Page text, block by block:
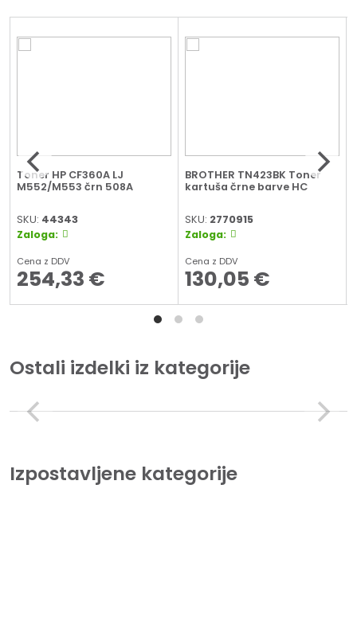
Toner HP CF360A LJ
M552/M553 črn 508A
SKU: 44343
Zaloga:
Cena z DDV
254,33 €
BROTHER TN423BK Toner
kartuša črne barve HC
SKU: 2770915
Zaloga:
Cena z DDV
130,05 €
Ostali izdelki iz kategorije
Izpostavljene kategorije